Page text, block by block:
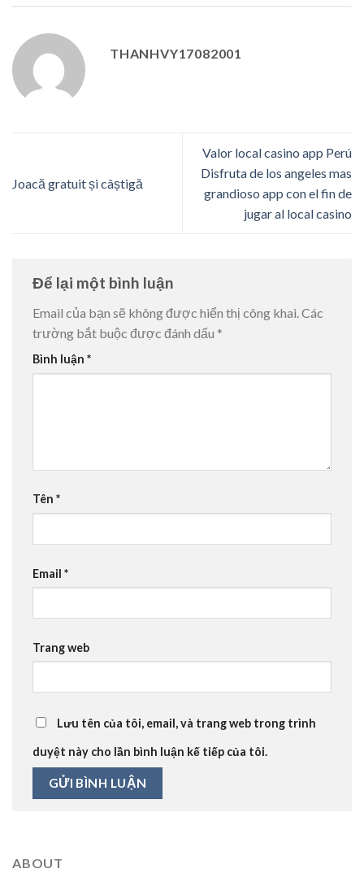
THANHVY17082001
Joacă gratuit și câștigă
Valor local casino app Perú
Disfruta de los angeles mas
grandioso app con el fin de
jugar al local casino
Để lại một bình luận
Email của bạn sẽ không được hiển thị công khai.Các
trường bắt buộc được đánh dấu *
Bình luận *
Tên *
Email *
Trang web
Lưu tên của tôi, email, và trang web trong trình
duyệt này cho lần bình luận kế tiếp của tôi.
ABOUT